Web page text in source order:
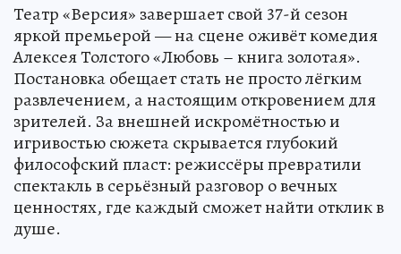
Театр «Версия» завершает свой 37-й сезон
яркой премьерой — на сцене оживёт комедия
Алексея Толстого «Любовь – книга золотая».
Постановка обещает стать не просто лёгким
развлечением, а настоящим откровением для
зрителей. За внешней искромётностью и
игривостью сюжета скрывается глубокий
философский пласт: режиссёры превратили
спектакль в серьёзный разговор о вечных
ценностях, где каждый сможет найти отклик в
душе.